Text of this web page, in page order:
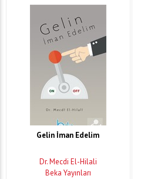
Gelin İman Edelim
Dr. Mecdi El-Hilali
Beka Yayınları